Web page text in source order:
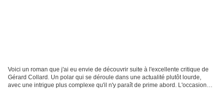
Voici un roman que j'ai eu envie de découvrir suite à l'excellente critique de
Gérard Collard. Un polar qui se déroule dans une actualité plutôt lourde,
avec une intrigue plus complexe qu'il n'y paraît de prime abord. L'occasion,